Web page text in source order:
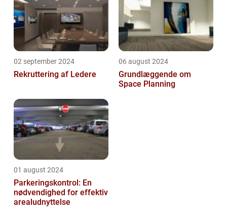
02 september 2024
Rekruttering af Ledere
06 august 2024
Grundlæggende om
Space Planning
01 august 2024
Parkeringskontrol: En
nødvendighed for effektiv
arealudnyttelse